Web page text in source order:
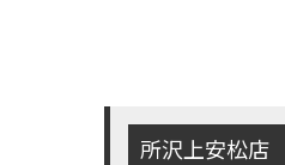
所沢上安松店